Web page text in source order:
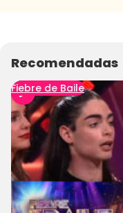
Recomendadas
Fiebre de Baile